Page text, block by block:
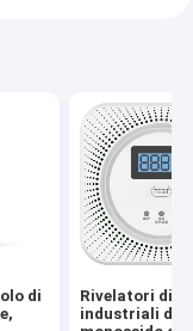
di
Rivelatori di
industriali del